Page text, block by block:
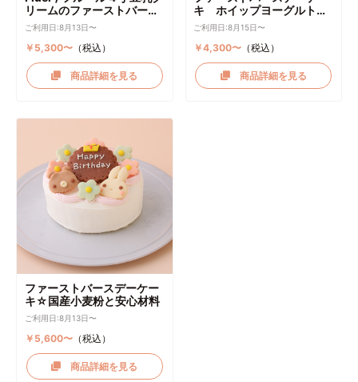
リームのファーストバース
デーケーキ ケーキトッパー
付き
ご利用日:8月13日〜
￥5,300〜（税込）
商品詳細を見る
キ ホイップヨーグルトク
リーム
ご利用日:8月15日〜
￥4,300〜 （税込）
商品詳細を見る
ファーストバースデーケー
キ☆国産小麦粉と安心材料
ご利用日:8月13日〜
￥5,600〜（税込）
商品詳細を見る